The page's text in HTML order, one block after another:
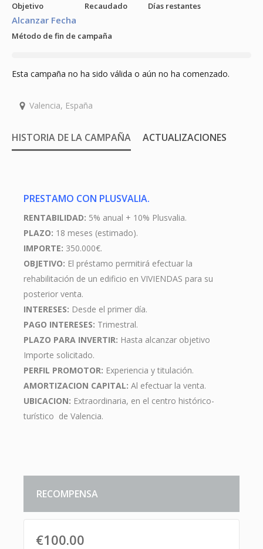
Objetivo Recaudado Días restantes
Alcanzar Fecha
Método de fin de campaña
Esta campaña no ha sido válida o aún no ha comenzado.
Valencia, España
HISTORIA DE LA CAMPAÑA ACTUALIZACIONES
PRESTAMO CON PLUSVALIA.
RENTABILIDAD: 5% anual + 10% Plusvalia.
PLAZO: 18 meses (estimado).
IMPORTE: 350.000€.
OBJETIVO: El préstamo permitirá efectuar la
rehabilitación de un edificio en VIVIENDAS para su
posterior venta.
INTERESES: Desde el primer día.
PAGO INTERESES: Trimestral.
PLAZO PARA INVERTIR: Hasta alcanzar objetivo
Importe solicitado.
PERFIL PROMOTOR: Experiencia y titulación.
AMORTIZACION CAPITAL: Al efectuar la venta.
UBICACION: Extraordinaria, en el centro histórico-
turístico de Valencia.
RECOMPENSA
€